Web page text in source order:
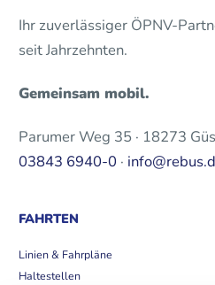
Ihr zuverlässiger ÖPNV-
seit Jahrzehnten.
Gemeinsam mobil.
Parumer Weg 35 · 18273
03843 6940-0 ·
FAHRTEN
Linien & Fahrpläne
Haltestellen